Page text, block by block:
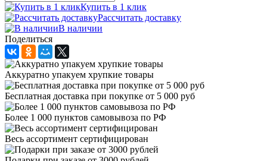
Купить в 1 клик
Рассчитать доставку
В наличии
Поделиться
Аккуратно упакуем хрупкие товары
Бесплатная доставка при покупке от 5 000 руб
Более 1 000 пунктов самовывоза по РФ
Весь ассортимент сертифицирован